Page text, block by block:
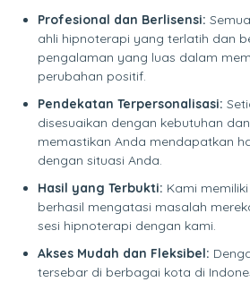
Profesional dan Berlisensi:
ahli hipnoterapi yang terlatih dan
pengalaman yang luas dalam
perubahan positif.
Pendekatan Terpersonalisasi:
disesuaikan dengan kebutuhan
memastikan Anda mendapatkan
dengan situasi Anda.
Hasil yang Terbukti: Kami
berhasil mengatasi masalah
sesi hipnoterapi dengan kami.
Akses Mudah dan Fleksibel:
tersebar di berbagai kota di